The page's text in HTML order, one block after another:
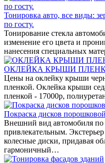
Тонировка авто, все виды:
по госту.
Тонирование стекла
изменение его цвета и
нанесения специальных
ОКЛЕЙКА КРЫШИ
Цены на оклейку крыши
пленкой. Оклейка крыши
пленкой - 17000р,
Покраска дисков
Внешний вид автомобиля
привлекательным.
колесные диски, придавая
гармоничный…